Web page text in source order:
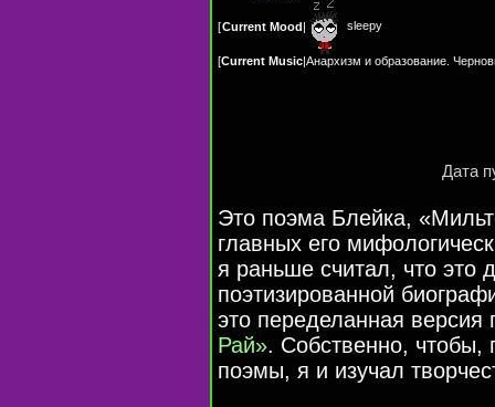
[Current Mood| sleepy
[Current Music|Анархизм и образование.
Дата
Это поэма Блейка,
главных его
я раньше считал, что это
поэтизированной
это переделанная
Рай». Собственно, чтобы,
поэмы, я и изучал